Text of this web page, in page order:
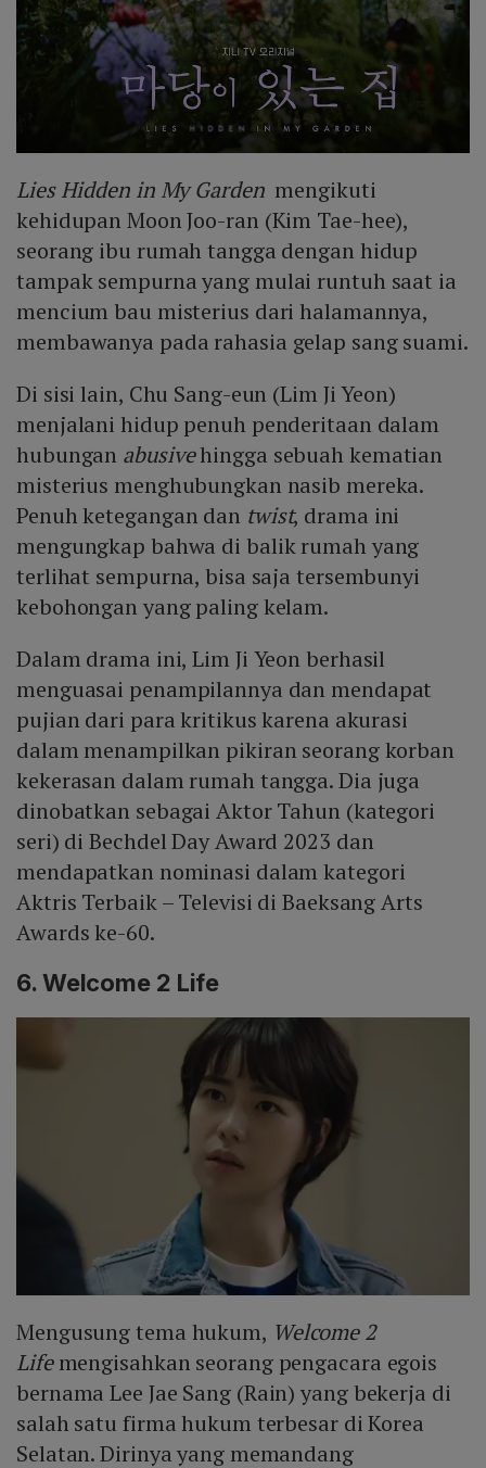
Lies Hidden in My Gardenmengikuti
kehidupan Moon Joo-ran (Kim Tae-hee),
seorang ibu rumah tangga dengan hidup
tampak sempurna yang mulai runtuh saat ia
mencium bau misterius dari halamannya,
membawanya pada rahasia gelap sang suami.
Di sisi lain, Chu Sang-eun (Lim Ji Yeon)
menjalani hidup penuh penderitaan dalam
hubungan abusivehingga sebuah kematian
misterius menghubungkan nasib mereka.
Penuh ketegangan dan twist, drama ini
mengungkap bahwa di balik rumah yang
terlihat sempurna, bisa saja tersembunyi
kebohongan yang paling kelam.
Dalam drama ini, Lim Ji Yeon berhasil
menguasai penampilannya dan mendapat
pujian dari para kritikus karena akurasi
dalam menampilkan pikiran seorang korban
kekerasan dalam rumah tangga. Dia juga
dinobatkan sebagai Aktor Tahun (kategori
seri) di Bechdel Day Award 2023 dan
mendapatkan nominasi dalam kategori
Aktris Terbaik – Televisi di Baeksang Arts
Awards ke-60.
6. Welcome 2 Life
Mengusung tema hukum, Welcome 2
Lifemengisahkan seorang pengacara egois
bernama Lee Jae Sang (Rain) yang bekerja di
salah satu firma hukum terbesar di Korea
Selatan. Dirinya yang memandang